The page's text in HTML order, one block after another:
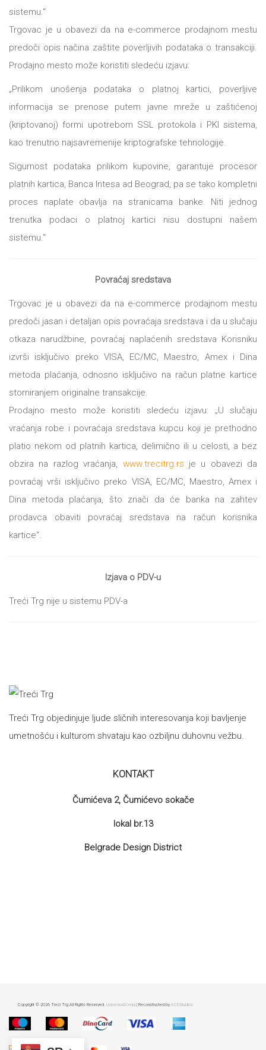
sistemu.“
Trgovac je u obavezi da na e-commerce prodajnom mestu
predoči opis načina zaštite poverljivih podataka o transakciji.
Prodajno mesto može koristiti sledeću izjavu:
„Prilikom unošenja podataka o platnoj kartici, poverljive
informacija se prenose putem javne mreže u zaštićenoj
(kriptovanoj) formi upotrebom SSL protokola i PKI sistema,
kao trenutno najsavremenije kriptografske tehnologije.
Sigurnost podataka prilikom kupovine, garantuje procesor
platnih kartica, Banca Intesa ad Beograd, pa se tako kompletni
proces naplate obavlja na stranicama banke. Niti jednog
trenutka podaci o platnoj kartici nisu dostupni našem
sistemu.“
Povraćaj sredstava
Trgovac je u obavezi da na e-commerce prodajnom mestu
predoči jasan i detaljan opis povraćaja sredstava i da u slučaju
otkaza narudžbine, povraćaj naplaćenih sredstava Korisniku
izvrši isključivo preko VISA, EC/MC, Maestro, Amex i Dina
metoda plaćanja, odnosno isključivo na račun platne kartice
storniranjem originalne transakcije.
Prodajno mesto može koristiti sledeću izjavu: „U slučaju
vraćanja robe i povraćaja sredstava kupcu koji je prethodno
platio nekom od platnih kartica, delimično ili u celosti, a bez
obzira na razlog vraćanja, www.trecitrg.rs je u obavezi da
povraćaj vrši isključivo preko VISA, EC/MC, Maestro, Amex i
Dina metoda plaćanja, što znači da će banka na zahtev
prodavca obaviti povraćaj sredstava na račun korisnika
kartice“.
Izjava o PDV-u
Treći Trg nije u sistemu PDV-a
Treći Trg objedinjuje ljude sličnih interesovanja koji bavljenje
umetnošću i kulturom shvataju kao ozbiljnu duhovnu vežbu.
KONTAKT
Čumićeva 2, Čumićevo sokače
lokal br.13
Belgrade Design District
Copyright © 2026 Treći Trg All Rights Reserved. Uslovi korišćenja | Reconstructed byACDStudios